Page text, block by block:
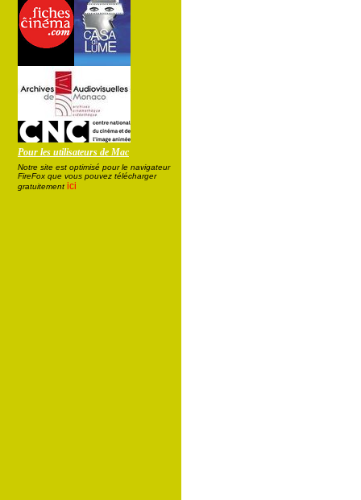
Pour les utilisateurs de Mac
Notre site est optimisé pour le navigateur
FireFox que vous pouvez télécharger
gratuitement ici